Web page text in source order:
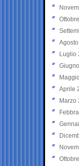
Luglio
Aprile
Marzo